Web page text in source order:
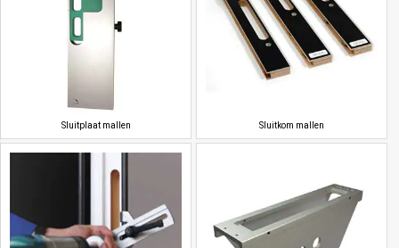
Sluitplaat mallen Sluitkom mallen